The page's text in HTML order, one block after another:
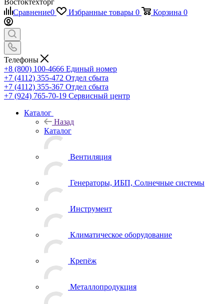
Востоктехторг
Сравнение0 Избранные товары 0 Корзина 0
Телефоны
+8 (800) 100-4666 Единый номер
+7 (4112) 355-472 Отдел сбыта
+7 (4112) 355-367 Отдел сбыта
+7 (924) 765-70-19 Сервисный центр
Каталог
Назад
Каталог
Вентиляция
Генераторы, ИБП, Солнечные системы
Инструмент
Климатическое оборудование
Крепёж
Металлопродукция